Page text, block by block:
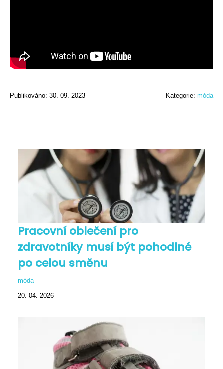
Publikováno: 30. 09. 2023 Kategorie: móda
Pracovní oblečení pro
zdravotníky musí být pohodlné
po celou směnu
móda
20. 04. 2026